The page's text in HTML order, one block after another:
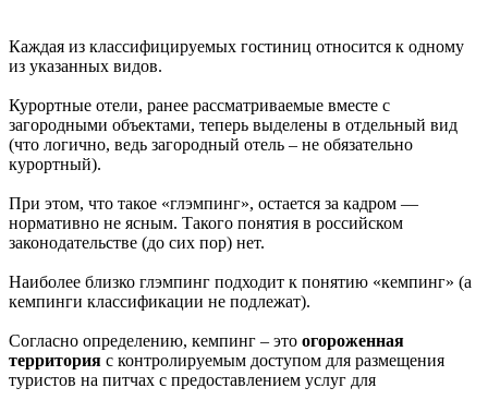
Каждая из классифицируемых гостиниц относится к одному
из указанных видов.
Курортные отели, ранее рассматриваемые вместе с
загородными объектами, теперь выделены в отдельный вид
(что логично, ведь загородный отель – не обязательно
курортный).
При этом, что такое «глэмпинг», остается за кадром —
нормативно не ясным. Такого понятия в российском
законодательстве (до сих пор) нет.
Наиболее близко глэмпинг подходит к понятию «кемпинг» (а
кемпинги классификации не подлежат).
Согласно определению, кемпинг – это огороженная
территория с контролируемым доступом для размещения
туристов на питчах с предоставлением услуг для